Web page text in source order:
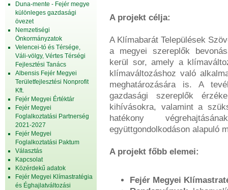
Duna-mente - Fejér megye
különleges gazdasági
övezet
Nemzetiségi
Önkormányzatok
Velencei-tó és Térsége,
Váli-völgy, Vértes Térségi
Fejlesztési Tanács
Albensis Fejér Megyei
Területfejlesztési Nonprofit
Kft.
Fejér Megyei Értéktár
Fejér Megyei
Foglalkoztatási Partnerség
2021-2027
Fejér Megyei
Foglalkoztatási Paktum
Választás
Kapcsolat
Közérdekű adatok
Fejér Megyei Klímastratégia
és Éghajlatváltozási
A projekt célja:
A Klímabarát Települések
a megyei szereplők
kerül sor, amely a
klímaváltozáshoz való
meghatározására is. A
gazdasági szereplők
kihívásokra, valamint a
hatékony
együttgondolkodáson alapuló
A projekt főbb elemei:
Fejér Megyei